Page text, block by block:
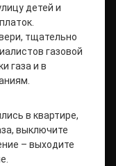
детей и
тщательно
газовой
газа и в
в квартире,
выключите
– выходите